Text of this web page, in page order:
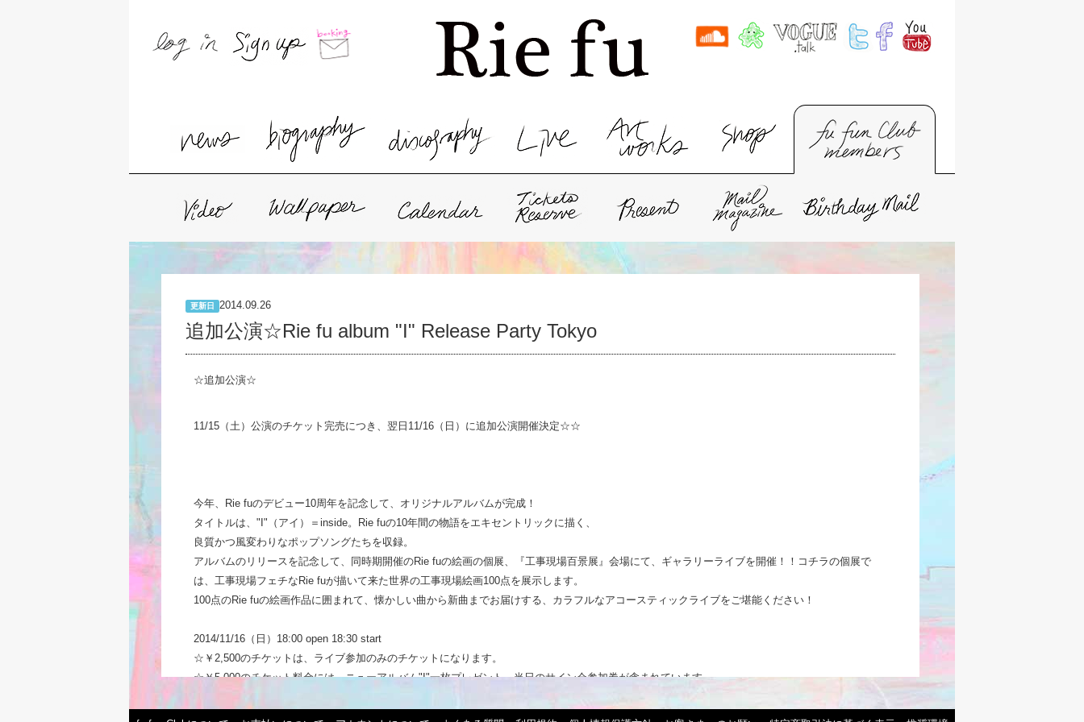
更新日 2014.09.26
追加公演☆Rie fu album "I" Release Party Tokyo
☆追加公演☆
11/15（土）公演のチケット完売につき、翌日11/16（日）に追加公演開催決定☆☆
今年、Rie fuのデビュー10周年を記念して、オリジナルアルバムが完成！
タイトルは、"I"（アイ）＝inside。Rie fuの10年間の物語をエキセントリックに描く、
良質かつ風変わりなポップソングたちを収録。
アルバムのリリースを記念して、同時期開催のRie fuの絵画の個展、『工事現場百景展』会場にて、ギャラリーライブを開催！！コチラの個展で
は、工事現場フェチなRie fuが描いて来た世界の工事現場絵画100点を展示します。
100点のRie fuの絵画作品に囲まれて、懐かしい曲から新曲までお届けする、カラフルなアコースティックライブをご堪能ください！
2014/11/16（日）18:00 open 18:30 start
☆￥2,500のチケットは、ライブ参加のみのチケットになります。
☆￥5,000のチケット料金には、ニューアルバム"I"一枚プレゼント、当日のサイン会参加券が含まれています。